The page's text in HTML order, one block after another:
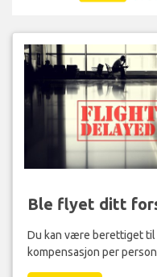
Ble flyet ditt
Du kan være berettiget til
kompensasjon per